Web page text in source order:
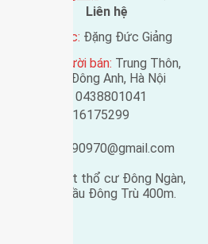
Liên hệ
Tên liên lạc: Đặng Đức Giảng
Địa chỉ người bán: Trung Thôn,
Đông Hội, Đông Anh, Hà Nội
0438801041
0916175299
ducgiang090970@gmail.com
(5×10) đất thổ cư Đông Ngàn,
3m cách cầu Đông Trù 400m.